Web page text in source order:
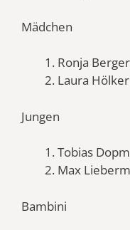
Mädchen
Ronja Berger
Laura Hölker
Jungen
Tobias
Max
Bambini